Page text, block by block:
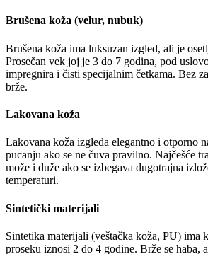
Brušena koža (velur, nubuk)
Brušena koža ima luksuzan izgled, ali je
Prosečan vek joj je 3 do 7 godina, pod
impregnira i čisti specijalnim četkama. Bez
brže.
Lakovana koža
Lakovana koža izgleda elegantno i otporno
pucanju ako se ne čuva pravilno. Najčešće
može i duže ako se izbegava dugotrajna
temperaturi.
Sintetički materijali
Sintetika materijali (veštačka koža, PU) ima
proseku iznosi 2 do 4 godine. Brže se haba,